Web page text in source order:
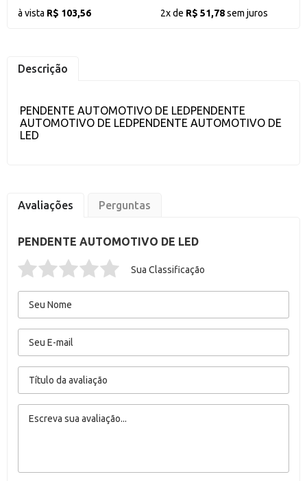
à vista R$ 103,56 2x de R$ 51,78sem juros
Descrição
PENDENTE AUTOMOTIVO DE LEDPENDENTE
AUTOMOTIVO DE LEDPENDENTE AUTOMOTIVO DE
LED
Avaliações Perguntas
PENDENTE AUTOMOTIVO DE LED
Sua Classificação